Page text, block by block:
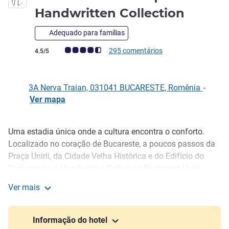
Handwritten Collection
Adequado para famílias
Nota clientes Avis (Classificação ALL)
4.5/5 295 comentários
3A Nerva Traian, 031041 BUCARESTE, Romênia -
Ver mapa
Descrição
Uma estadia única onde a cultura encontra o conforto.
Localizado no coração de Bucareste, a poucos passos da
Praça Unirii, da Cidade Velha Histórica e do Edifício do
reflexo de valores, tradição e hospitalidade moderna. Com
88 quartos elegantemente projetados, uma experiência
gastronômica multicultural e um serviço atencioso,
Ver mais
Informação do hotel